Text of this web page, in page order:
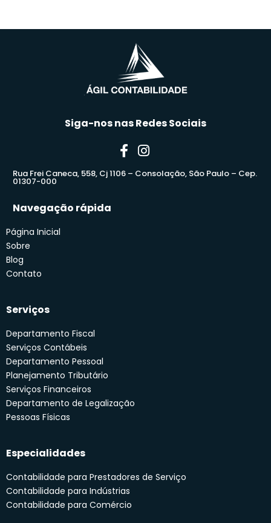
Siga-nos nas Redes Sociais
Rua Frei Caneca, 558, Cj 1106 – Consolação, São Paulo – Cep.
01307-000
Navegação rápida
Página Inicial
Sobre
Blog
Contato
Serviços
Departamento Fiscal
Serviços Contábeis
Departamento Pessoal
Planejamento Tributário
Serviços Financeiros
Departamento de Legalização
Pessoas Físicas
Especialidades
Contabilidade para Prestadores de Serviço
Contabilidade para Indústrias
Contabilidade para Comércio